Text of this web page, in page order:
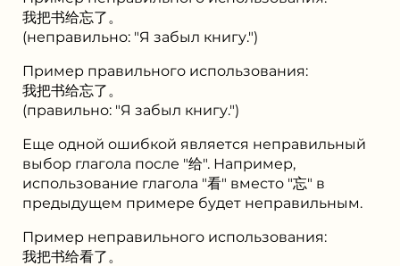
我把书给忘了。
(неправильно: "Я забыл книгу.")
Пример правильного использования:
我把书给忘了。
(правильно: "Я забыл книгу.")
Еще одной ошибкой является неправильный
выбор глагола после "给". Например,
использование глагола "看" вместо "忘" в
предыдущем примере будет неправильным.
Пример неправильного использования:
我把书给看了。